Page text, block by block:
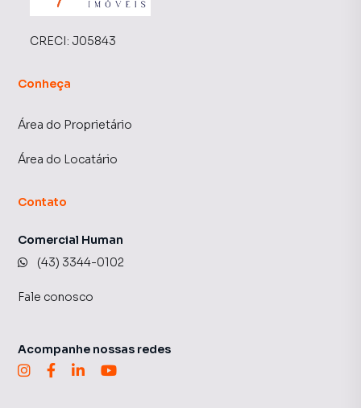
CRECI: J05843
Conheça
Área do Proprietário
Área do Locatário
Contato
Comercial Human
(43) 3344-0102
Fale conosco
Acompanhe nossas redes